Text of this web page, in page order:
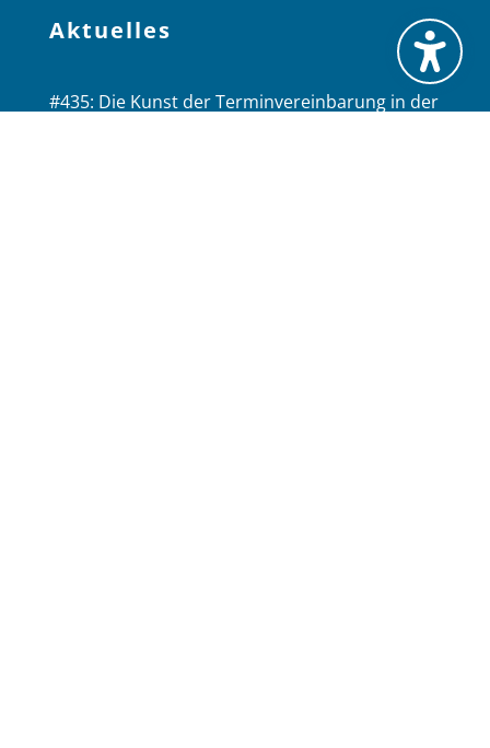
Aktuelles
#435: Die Kunst der Terminvereinbarung in der